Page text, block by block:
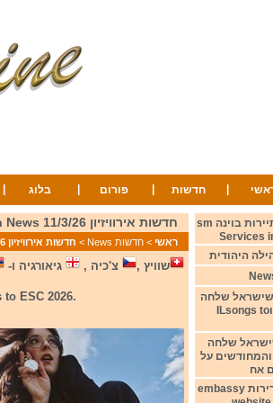
חדשות פורום בלוג
חדשות אירוויזיון 11/3/26 Eurovision News
ראשי > חדשות News > חדשות אירוויזיון 11/3/26 Eurovision News
שוויץ , צ'כיה , גיאורגיה ו-
ESC 2026.
שירותי תיירות בוינה sm
Services
היהודית
שלחה
לאירוויזיוILsongs to
שלחה
על
אח
אתר שגרירות embassy